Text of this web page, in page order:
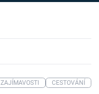
ZAJÍMAVOSTI CESTOVÁNÍ